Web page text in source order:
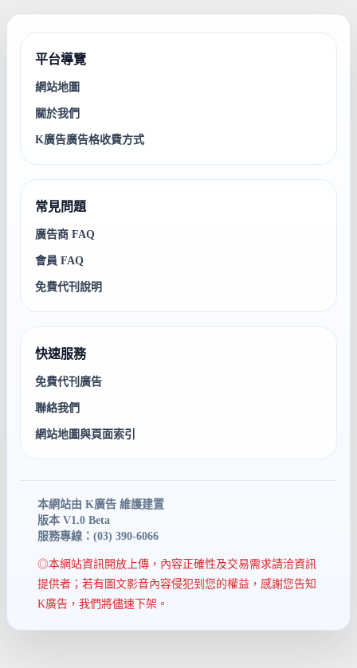
平台導覽
網站地圖
關於我們
K廣告廣告格收費方式
常見問題
廣告商 FAQ
會員 FAQ
免費代刊說明
快速服務
免費代刊廣告
聯絡我們
網站地圖與頁面索引
本網站由 K廣告 維護建置
版本 V1.0 Beta
服務專線：(03) 390-6066
◎本網站資訊開放上傳，內容正確性及交易需求請洽資訊
提供者；若有圖文影音內容侵犯到您的權益，感謝您告知
K廣告，我們將儘速下架。